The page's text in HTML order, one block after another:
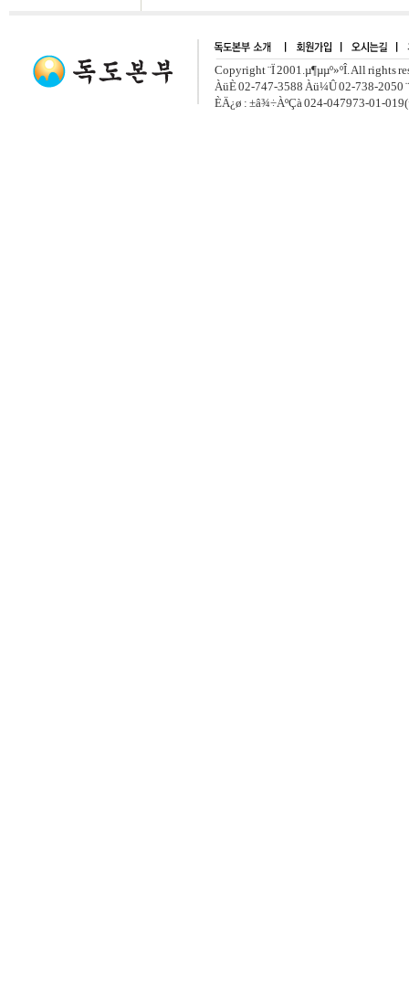
Copyright ¨Ï 2001.µ¶µµº»ºÎ. All rights
ÀüÈ­ 02-747-3588 Àü¼Û 02-738-2050
ÈÄ¿ø : ±â¾÷ÀºÇà 024-047973-01-